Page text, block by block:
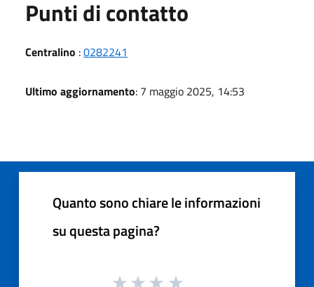
Punti di contatto
Centralino :0282241
Ultimo aggiornamento: 7 maggio 2025, 14:53
Quanto sono chiare le informazioni
su questa pagina?